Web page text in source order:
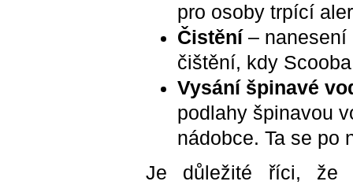
pro osoby trpící
Čistění– nanesení
čištění, kdy
Vysání špinavé
podlahy špinavou
nádobce. Ta se po
Je důležité říci, že